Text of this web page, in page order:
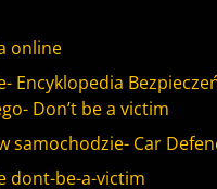
online
Encyklopedia
Don’t be a victim
samochodzie- Car
dont-be-a-victim